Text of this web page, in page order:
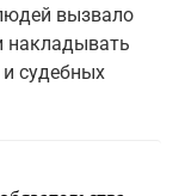
вызвало
накладывать
судебных